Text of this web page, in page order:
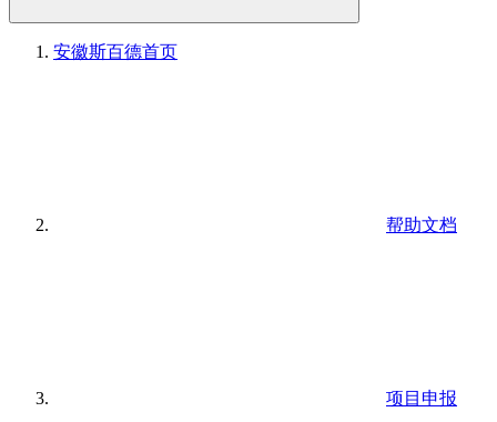
安徽斯百德首页
帮助文档
项目申报